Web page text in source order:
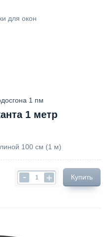
для окон
1 пм
1 метр
100 см (1 м)
- + Купить